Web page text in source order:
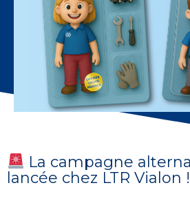
La campagne
lancée chez LTR Vialon !